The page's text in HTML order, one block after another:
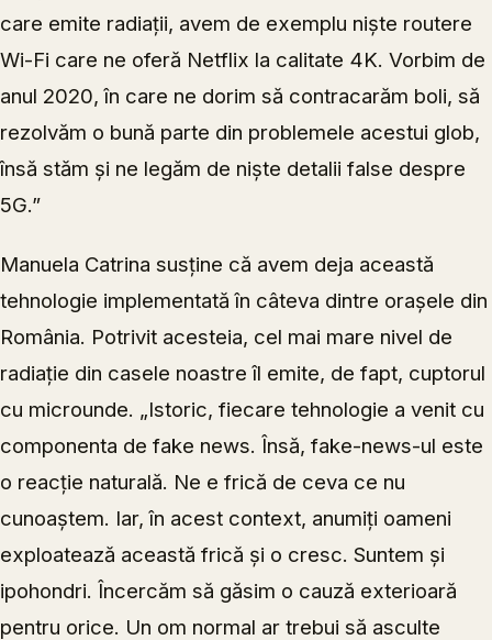
care emite radiații, avem de exemplu niște routere
Wi-Fi care ne oferă Netflix la calitate 4K. Vorbim de
anul 2020, în care ne dorim să contracarăm boli, să
rezolvăm o bună parte din problemele acestui glob,
însă stăm și ne legăm de niște detalii false despre
5G.”
Manuela Catrina susține că avem deja această
tehnologie implementată în câteva dintre orașele din
România. Potrivit acesteia, cel mai mare nivel de
radiație din casele noastre îl emite, de fapt, cuptorul
cu microunde. „Istoric, fiecare tehnologie a venit cu
componenta de fake news. Însă, fake-news-ul este
o reacție naturală. Ne e frică de ceva ce nu
cunoaștem. Iar, în acest context, anumiți oameni
exploatează această frică și o cresc. Suntem și
ipohondri. Încercăm să găsim o cauză exterioară
pentru orice. Un om normal ar trebui să asculte